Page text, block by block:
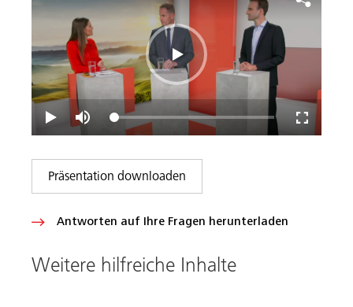
Präsentation downloaden
Antworten auf Ihre Fragen herunterladen
Weitere hilfreiche Inhalte